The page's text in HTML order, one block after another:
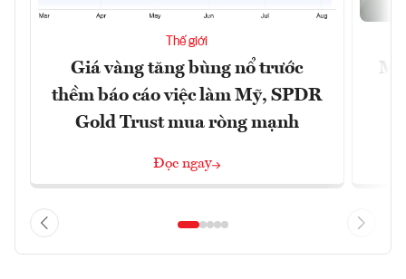
Thế giới
Giá vàng tăng bùng nổ trước
thềm báo cáo việc làm Mỹ, SPDR
Gold Trust mua ròng mạnh
Đọc ngay